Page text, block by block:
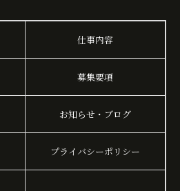
仕事内容
募集要項
お知らせ・ブログ
プライバシーポリシー